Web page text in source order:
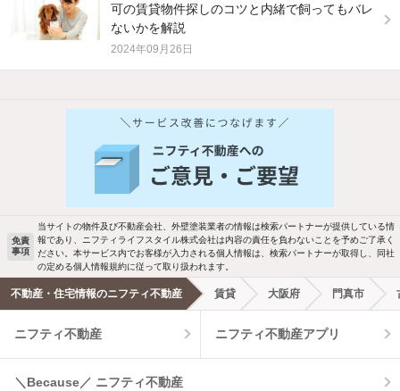
可の賃貸物件探しのコツと内緒で飼ってもバレ
ないかを解説
2024年09月26日
免責
事項
当サイトの物件及び不動産会社、外壁塗装業者の情報は検索パートナーが提供している情
報であり、ニフティライフスタイル株式会社は内容の責任を負わないことを予めご了承く
ださい。本サービス内でお客様が入力される個人情報は、検索パートナーが取得し、同社
の定める個人情報規約に従って取り扱われます。
不動産・住宅情報のニフティ不動産 賃貸 大阪府 門真市
ニフティ不動産 ニフティ不動産アプリ
＼Because／ ニフティ不動産